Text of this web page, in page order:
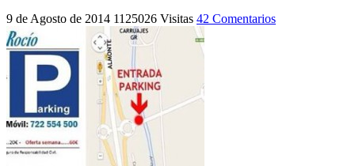
9 de Agosto de 2014 1125026 Visitas 42 Comentarios